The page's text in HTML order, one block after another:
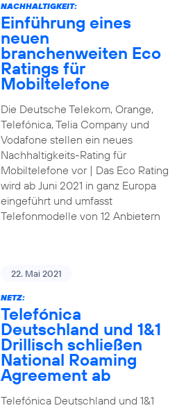
NACHHALTIGKEIT:
Einführung eines
neuen
branchenweiten Eco
Ratings für
Mobiltelefone
Die Deutsche Telekom, Orange,
Telefónica, Telia Company und
Vodafone stellen ein neues
Nachhaltigkeits-Rating für
Mobiltelefone vor | Das Eco Rating
wird ab Juni 2021 in ganz Europa
eingeführt und umfasst
Telefonmodelle von 12 Anbietern
22. Mai 2021
NETZ:
Telefónica
Deutschland und 1&1
Drillisch schließen
National Roaming
Agreement ab
Telefónica Deutschland und 1&1